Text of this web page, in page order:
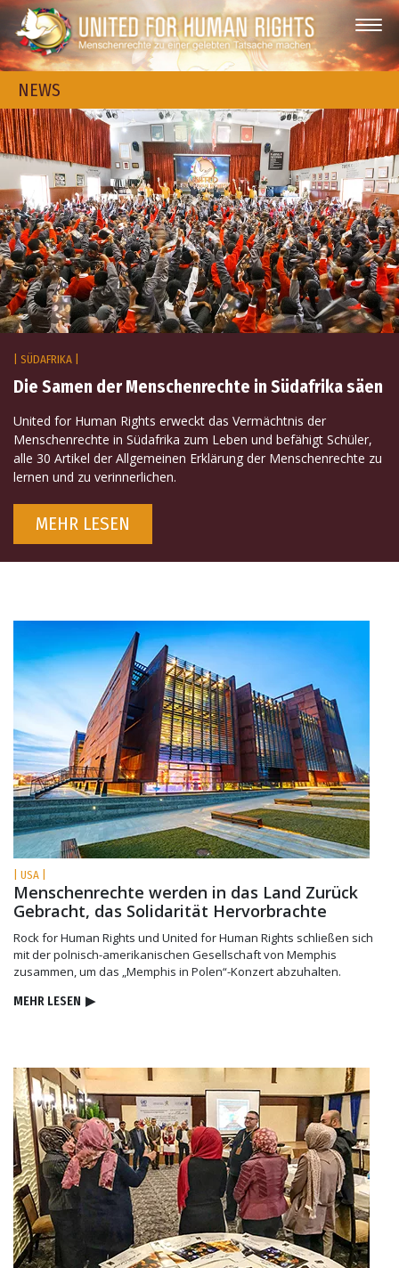
NEWS
| SÜDAFRIKA |
Die Samen der Menschenrechte in Südafrika säen
United for Human Rights erweckt das Vermächtnis der
Menschenrechte in Südafrika zum Leben und befähigt Schüler,
alle 30 Artikel der Allgemeinen Erklärung der Menschenrechte zu
lernen und zu verinnerlichen.
MEHR LESEN
| USA |
Menschenrechte werden in das Land Zurück
Gebracht, das Solidarität Hervorbrachte
Rock for Human Rights und United for Human Rights schließen sich
mit der polnisch-amerikanischen Gesellschaft von Memphis
zusammen, um das „Memphis in Polen“-Konzert abzuhalten.
MEHR LESEN ▶